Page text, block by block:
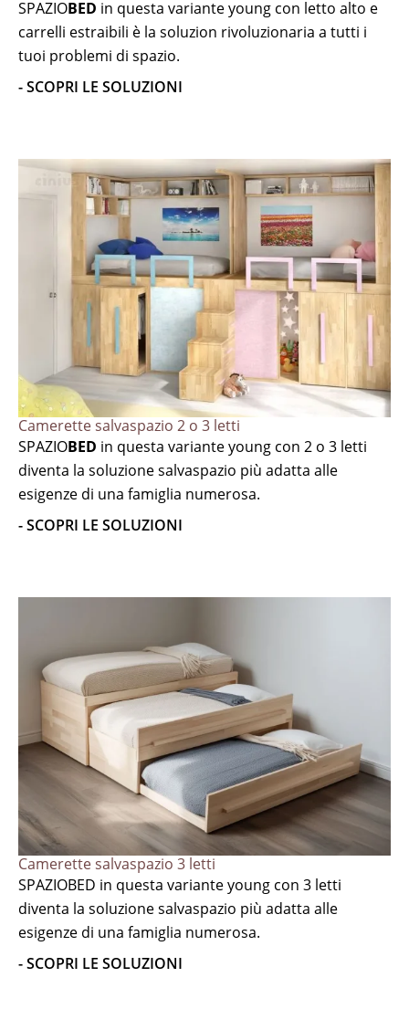
SPAZIOBED in questa variante young con letto alto e
carrelli estraibili è la soluzion rivoluzionaria a tutti i
tuoi problemi di spazio.
- SCOPRI LE SOLUZIONI
Camerette salvaspazio 2 o 3 letti
SPAZIOBED in questa variante young con 2 o 3 letti
diventa la soluzione salvaspazio più adatta alle
esigenze di una famiglia numerosa.
- SCOPRI LE SOLUZIONI
Camerette salvaspazio 3 letti
SPAZIOBED in questa variante young con 3 letti
diventa la soluzione salvaspazio più adatta alle
esigenze di una famiglia numerosa.
- SCOPRI LE SOLUZIONI